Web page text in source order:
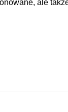
ale